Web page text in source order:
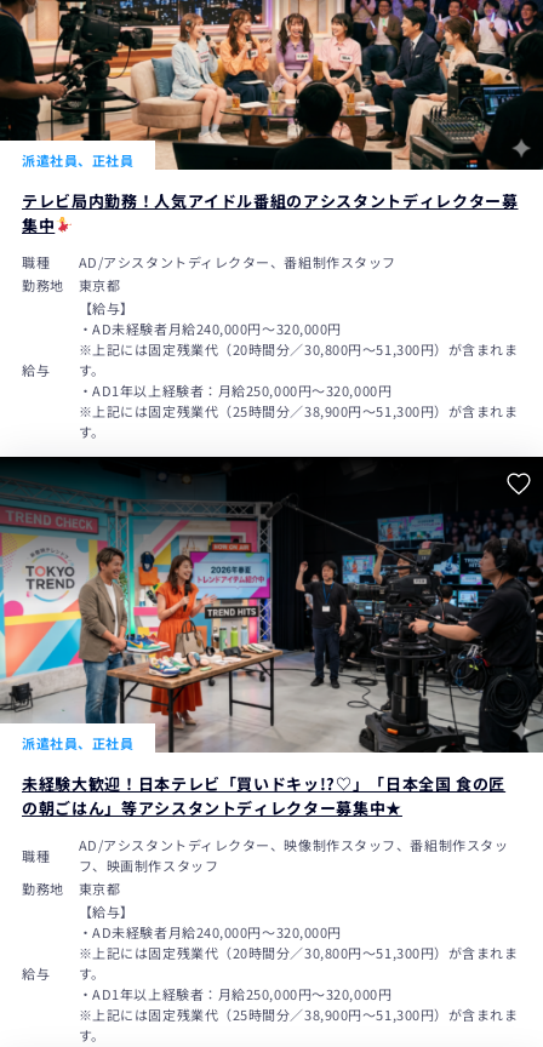
派遣社員、正社員
テレビ局内勤務！人気アイドル番組のアシスタントディレクター募
集中
職種
AD/アシスタントディレクター、番組制作スタッフ
勤務地
東京都
給与
【給与】
・AD未経験者月給240,000円〜320,000円
※上記には固定残業代（20時間分／30,800円～51,300円）が含まれま
す。
・AD1年以上経験者：月給250,000円～320,000円
※上記には固定残業代（25時間分／38,900円～51,300円）が含まれま
す。
派遣社員、正社員
未経験大歓迎！日本テレビ「買いドキッ!?♡」「日本全国 食の匠
の朝ごはん」等アシスタントディレクター募集中★
職種
AD/アシスタントディレクター、映像制作スタッフ、番組制作スタッ
フ、映画制作スタッフ
勤務地
東京都
給与
【給与】
・AD未経験者月給240,000円〜320,000円
※上記には固定残業代（20時間分／30,800円～51,300円）が含まれま
す。
・AD1年以上経験者：月給250,000円～320,000円
※上記には固定残業代（25時間分／38,900円～51,300円）が含まれま
す。